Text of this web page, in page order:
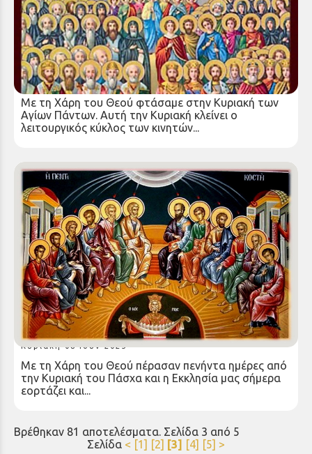
ΚΗΡΥΓΜΑ ΤΗΣ ΚΥΡΙΑΚΗΣ ΤΩΝ ΑΓΙΩΝ ΠΑΝΤΩΝ
Κυριακή 15 Ιουν 2025
Με τη Χάρη του Θεού φτάσαμε στην Κυριακή των
Αγίων Πάντων. Αυτή την Κυριακή κλείνει ο
λειτουργικός κύκλος των κινητών...
ΚΗΡΥΓΜΑ ΤΗΣ ΚΥΡΙΑΚΗΣ ΤΗΣ ΠΕΝΤΗΚΟΣΤΗΣ
Κυριακή 08 Ιουν 2025
Με τη Χάρη του Θεού πέρασαν πενήντα ημέρες από
την Κυριακή του Πάσχα και η Εκκλησία μας σήμερα
εορτάζει και...
Βρέθηκαν 81 αποτελέσματα. Σελίδα 3 από 5
Σελίδα < [1] [2] [3] [4] [5] >